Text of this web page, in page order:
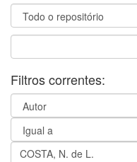
Filtros correntes: